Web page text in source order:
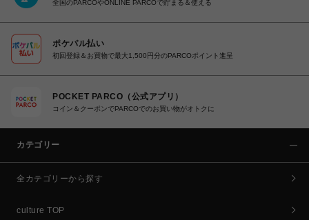
全国のPARCOやONLINE PARCOで貯まる＆使える
ポケパル払い
初回登録＆お買物で最大1,500円分のPARCOポイント進呈
POCKET PARCO（公式アプリ）
コイン＆クーポンでPARCOでのお買い物がオトクに
カテゴリー
全カテゴリーから探す
culture TOP